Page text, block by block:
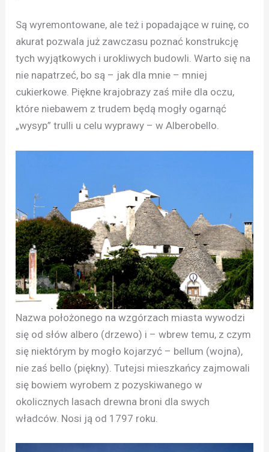
Są wyremontowane, ale też i popadające w ruinę, co
akurat pozwala już zawczasu poznać konstrukcję
tych wyjątkowych i urokliwych budowli. Warto się na
nie napatrzeć, bo są – jak dla mnie – mniej
cukierkowe. Piękne krajobrazy zaś miłe dla oczu,
które niebawem z trudem będą mogły ogarnąć
„wysyp” trulli u celu wyprawy – w Alberobello.
Nazwa położonego na wzgórzach miasta wywodzi
się od słów albero (drzewo) i – wbrew temu, z czym
się niektórym by mogło kojarzyć – bellum (wojna),
nie zaś bello (piękny). Tutejsi mieszkańcy zajmowali
się bowiem wyrobem z pozyskiwanego w
okolicznych lasach drewna broni dla swych
władców. Nosi ją od 1797 roku.